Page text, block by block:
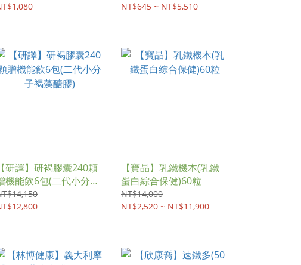
NT$645 ~ NT$5,510
【研譯】研褐膠囊240顆
機能飲6包(二代小分子
藻醣膠)
【寶晶】乳鐵機本(乳鐵
蛋白綜合保健)60粒
NT$14,000
NT$2,520 ~ NT$11,900